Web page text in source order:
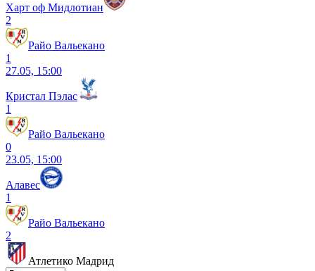
Харт оф Мидлотиан
2
Райо Вальекано
1
27.05, 15:00
Кристал Пэлас
1
Райо Вальекано
0
23.05, 15:00
Алавес
1
Райо Вальекано
2
Атлетико Мадрид